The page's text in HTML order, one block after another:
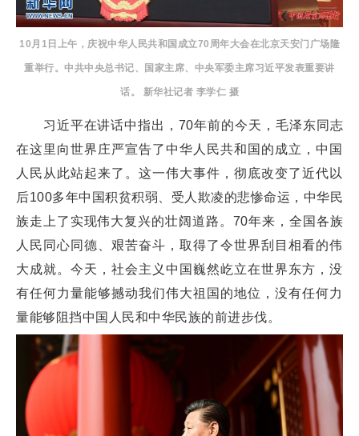
10月1日上午，庆祝中华人民共和国成立70周年大会在北京天安门广场隆
重举行。中共中央总书记、国家主席、中央军委主席习近平发表重要讲
话。 新华社记者 李学仁 摄
习近平在讲话中指出，70年前的今天，毛泽东同志
在这里向世界庄严宣告了中华人民共和国的成立，中国
人民从此站起来了。这一伟大事件，彻底改变了近代以
后100多年中国积贫积弱、受人欺凌的悲惨命运，中华民
族走上了实现伟大复兴的壮阔道路。70年来，全国各族
人民同心同德、艰苦奋斗，取得了令世界刮目相看的伟
大成就。今天，社会主义中国巍然屹立在世界东方，没
有任何力量能够撼动我们伟大祖国的地位，没有任何力
量能够阻挡中国人民和中华民族的前进步伐。